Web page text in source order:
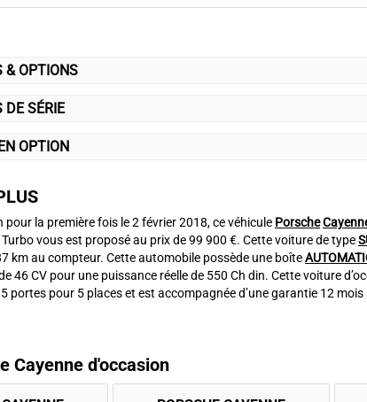
& OPTIONS
DE SÉRIE
OPTION
pour la première fois le 2 février 2018, ce véhicule Porsche
vous est proposé au prix de 99 900 €. Cette voiture de type
km au compteur. Cette automobile possède une boîte
46 CV pour une puissance réelle de 550 Ch din. Cette voiture
portes pour 5 places et est accompagnée d’une garantie 12 mois
Cayenne d'occasion